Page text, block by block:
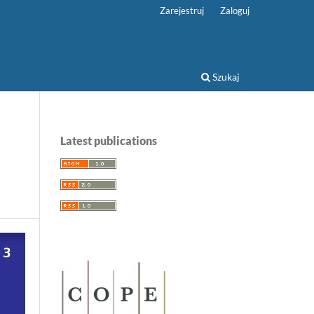
Szukaj
Zarejestruj Zaloguj
Latest publications